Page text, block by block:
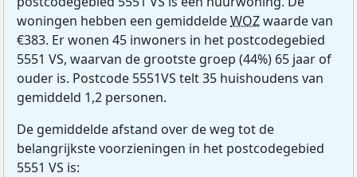
woningen hebben een gemiddeldeWOZwaarde van
€383. Er wonen 45 inwoners in het postcodegebied
5551 VS, waarvan de grootste groep (44%) 65 jaar of
ouder is. Postcode 5551VS telt 35 huishoudens van
gemiddeld 1,2 personen.
De gemiddelde afstand over de weg tot de
belangrijkste voorzieningen in het postcodegebied
5551 VS is: